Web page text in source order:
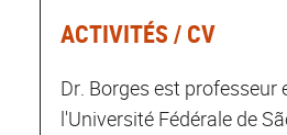
ACTIVITÉS / CV
Dr. Borges est professeur
l'Université Fédérale de